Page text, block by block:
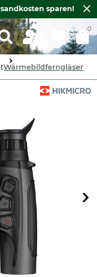
sparen!
0
Wärmebildferngläser